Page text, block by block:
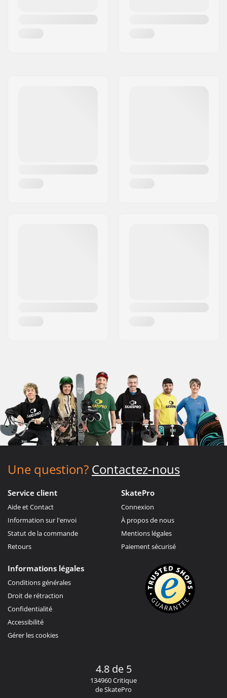
Une question? Contactez-nous
Service client
Aide et Contact
Information sur l'envoi
Statut de la commande
Retours
SkatePro
Connexion
À propos de nous
Mentions légales
Paiement sécurisé
Informations légales
Conditions générales
Droit de rétraction
Confidentialité
Accessibilité
Gérer les cookies
4.8 de 5
134960 Critique
de SkatePro